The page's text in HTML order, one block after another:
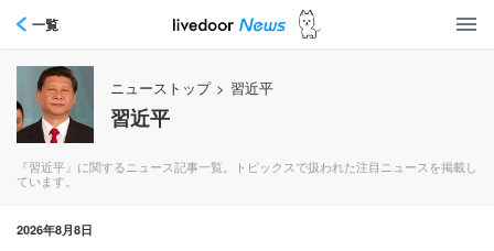
一覧
ニューストップ > 習近平
習近平
『習近平』に関するニュース記事一覧。トピックスで扱われた注目ニュースを掲載し
ています。
2026年8月8日